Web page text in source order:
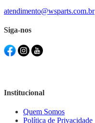
atendimento@wsparts.com.br
Siga-nos
Institucional
Quem Somos
Política de Privacidade